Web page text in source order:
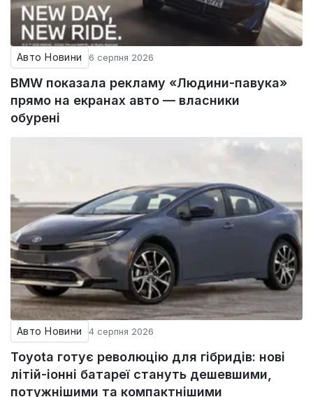
Авто Новини 6 серпня 2026
BMW показала рекламу «Людини-павука»
прямо на екранах авто — власники
обурені
Авто Новини 4 серпня 2026
Toyota готує революцію для гібридів: нові
літій-іонні батареї стануть дешевшими,
потужнішими та компактнішими